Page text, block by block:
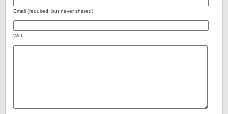
Email (required, but never shared)
Web